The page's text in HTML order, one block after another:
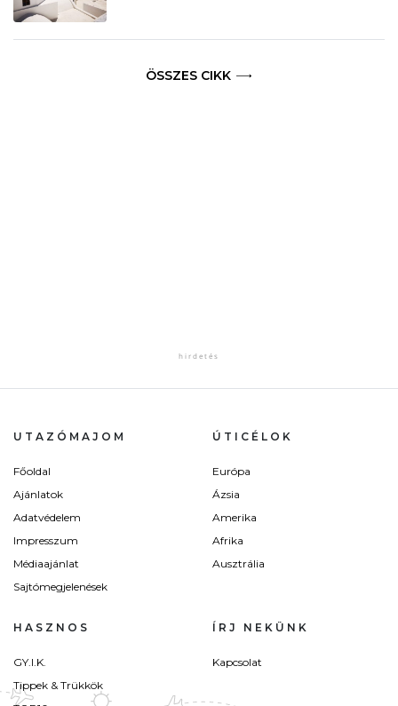
ÖSSZES CIKK
UTAZÓMAJOM
Főoldal
Ajánlatok
Adatvédelem
Impresszum
Médiaajánlat
Sajtómegjelenések
ÚTICÉLOK
Európa
Ázsia
Amerika
Afrika
Ausztrália
HASZNOS
GY.I.K.
Tippek & Trükkök
ÍRJ NEKÜNK
Kapcsolat